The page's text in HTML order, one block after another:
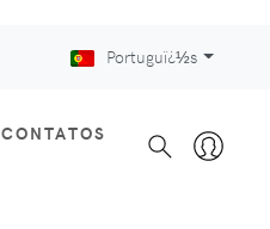
Portuguï¿½s
CONTATOS